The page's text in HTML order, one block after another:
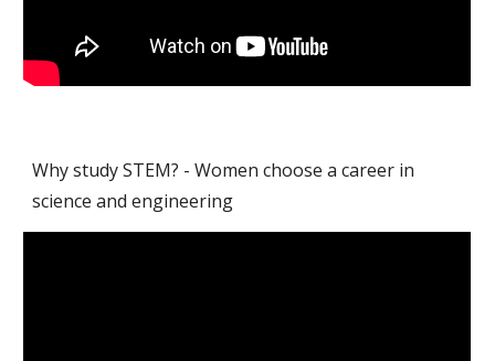
Why study STEM? - Women choose a career in
science and engineering